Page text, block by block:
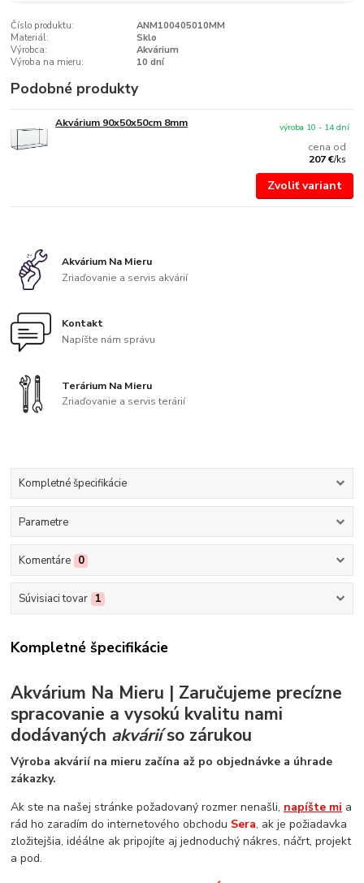
Číslo produktu:
ANM100405010MM
Materiál:
Sklo
Výrobca:
Akvárium
Výroba na mieru:
10 dní
Podobné produkty
Akvárium 90x50x50cm 8mm
cena od
207 €/ks
výroba 10 - 14 dní
Zvoliť variant
Akvárium Na Mieru
Zriaďovanie a servis akvárií
Kontakt
Napíšte nám správu
Terárium Na Mieru
Zriaďovanie a servis terárií
Kompletné špecifikácie
Parametre
Komentáre 0
Súvisiaci tovar 1
Kompletné špecifikácie
Akvárium Na Mieru | Zaručujeme precízne
spracovanie a vysokú kvalitu nami
dodávaných akváriíso zárukou
Výroba akvárií na mieru začína až po objednávke a úhrade
zákazky.
Ak ste na našej stránke požadovaný rozmer nenašli, napíšte mi a
rád ho zaradím do internetového obchodu Sera, ak je požiadavka
zložitejšia, idéálne ak pripojíte aj jednoduchý nákres, náčrt, projekt
a pod.